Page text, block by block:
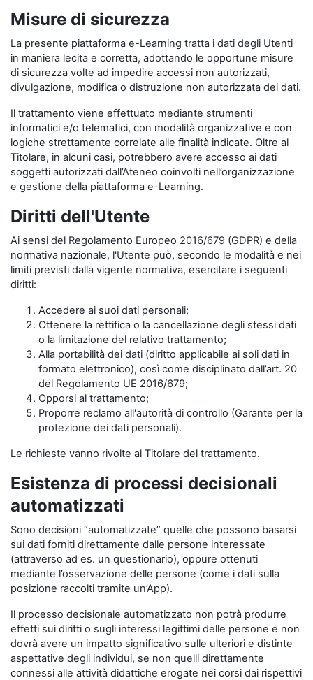
Misure di sicurezza
La presente piattaforma e-Learning tratta i dati degli Utenti
in maniera lecita e corretta, adottando le opportune misure
di sicurezza volte ad impedire accessi non autorizzati,
divulgazione, modifica o distruzione non autorizzata dei dati.
Il trattamento viene effettuato mediante strumenti
informatici e/o telematici, con modalità organizzative e con
logiche strettamente correlate alle finalità indicate. Oltre al
Titolare, in alcuni casi, potrebbero avere accesso ai dati
soggetti autorizzati dall’Ateneo coinvolti nell’organizzazione
e gestione della piattaforma e-Learning.
Diritti dell'Utente
Ai sensi del Regolamento Europeo 2016/679 (GDPR) e della
normativa nazionale, l'Utente può, secondo le modalità e nei
limiti previsti dalla vigente normativa, esercitare i seguenti
diritti:
Accedere ai suoi dati personali;
Ottenere la rettifica o la cancellazione degli stessi dati
o la limitazione del relativo trattamento;
Alla portabilità dei dati (diritto applicabile ai soli dati in
formato elettronico), così come disciplinato dall’art. 20
del Regolamento UE 2016/679;
Opporsi al trattamento;
Proporre reclamo all'autorità di controllo (Garante per la
protezione dei dati personali).
Le richieste vanno rivolte al Titolare del trattamento.
Esistenza di processi decisionali
automatizzati
Sono decisioni “automatizzate” quelle che possono basarsi
sui dati forniti direttamente dalle persone interessate
(attraverso ad es. un questionario), oppure ottenuti
mediante l’osservazione delle persone (come i dati sulla
posizione raccolti tramite un’App).
Il processo decisionale automatizzato non potrà produrre
effetti sui diritti o sugli interessi legittimi delle persone e non
dovrà avere un impatto significativo sulle ulteriori e distinte
aspettative degli individui, se non quelli direttamente
connessi alle attività didattiche erogate nei corsi dai rispettivi